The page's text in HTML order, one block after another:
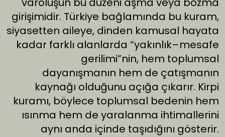
girişimidir. Türkiye bağlamında bu kuram,
siyasetten aileye, dinden kamusal hayata
kadar farklı alanlarda “yakınlık–mesafe
gerilimi”nin, hem toplumsal
dayanışmanın hem de çatışmanın
kaynağı olduğunu açığa çıkarır. Kirpi
kuramı, böylece toplumsal bedenin hem
ısınma hem de yaralanma ihtimallerini
aynı anda içinde taşıdığını gösterir.